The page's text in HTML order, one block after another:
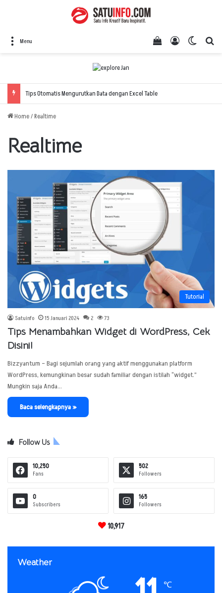
Menu Switch
Log In
View your
Tips Otomatis Mengurutkan Data dengan Excel Table
Home/Realtime
Realtime
Tutorial
Satuinfo 15 Januari 2024 2 73
Tips Menambahkan Widget di WordPress, Cek
Disini!
Bizzyantum – Bagi sejumlah orang yang aktif menggunakan platform
WordPress, kemungkinan besar sudah familiar dengan istilah “widget.”
Mungkin saja Anda…
Baca selengkapnya »
Follow Us
10,250
Fans
502
Followers
0
Subscribers
165
Followers
10,917
Weather
℃